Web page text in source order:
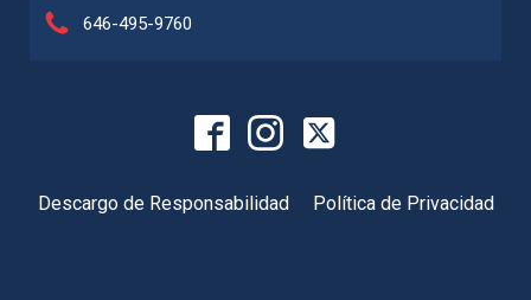
646-495-9760
Descargo de Responsabilidad Política de Privacidad